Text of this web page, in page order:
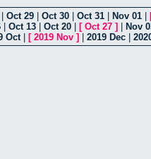
Oct 29 Oct 30 Oct 31 Nov 01
Oct 13 Oct 20 [ Oct 27 ]
Nov
Oct [ 2019 Nov ] 2019 Dec